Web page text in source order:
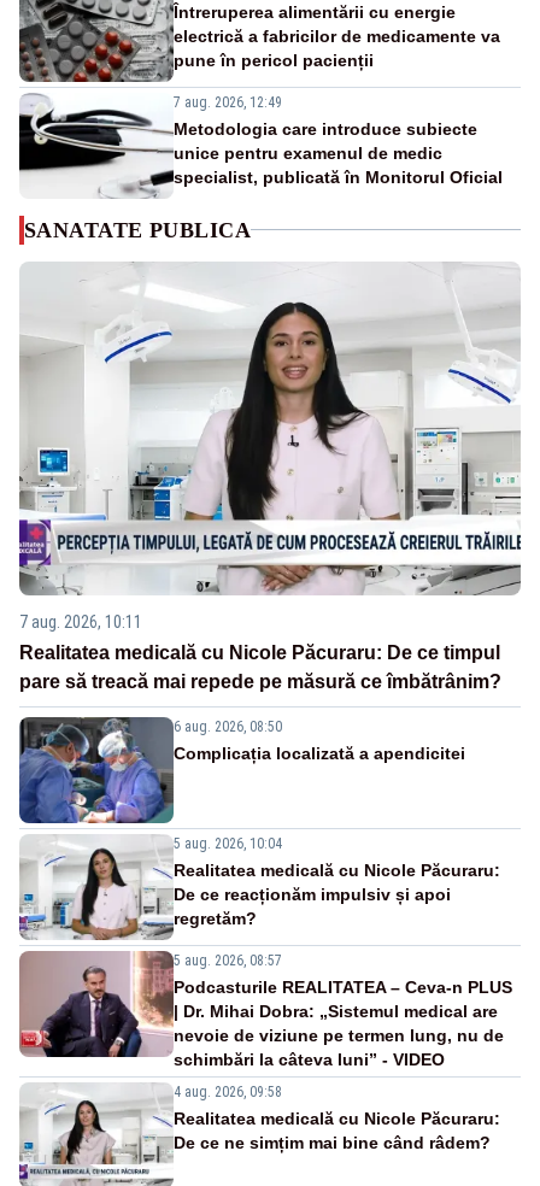
Întreruperea alimentării cu energie
electrică a fabricilor de medicamente va
pune în pericol pacienții
7 aug. 2026, 12:49
Metodologia care introduce subiecte
unice pentru examenul de medic
specialist, publicată în Monitorul Oficial
SANATATE PUBLICA
7 aug. 2026, 10:11
Realitatea medicală cu Nicole Păcuraru: De ce timpul
pare să treacă mai repede pe măsură ce îmbătrânim?
6 aug. 2026, 08:50
Complicația localizată a apendicitei
5 aug. 2026, 10:04
Realitatea medicală cu Nicole Păcuraru:
De ce reacționăm impulsiv și apoi
regretăm?
5 aug. 2026, 08:57
Podcasturile REALITATEA – Ceva-n PLUS
| Dr. Mihai Dobra: „Sistemul medical are
nevoie de viziune pe termen lung, nu de
schimbări la câteva luni” - VIDEO
4 aug. 2026, 09:58
Realitatea medicală cu Nicole Păcuraru:
De ce ne simțim mai bine când râdem?